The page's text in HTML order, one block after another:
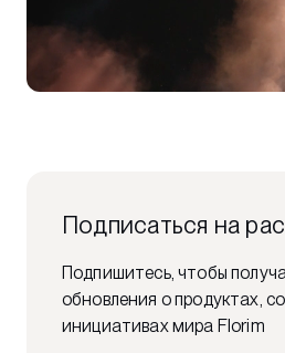
Подписаться на
Подпишитесь, чтобы
обновления о продуктах,
инициативах мира Florim